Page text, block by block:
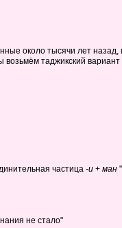
около тысячи лет
возьмём таджикский
частица -и + ман
не стало"